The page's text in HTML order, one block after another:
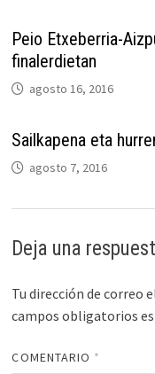
Peio Etxeberria-
finalerdietan
agosto 16, 2016
Sailkapena eta
agosto 7, 2016
Deja una
Tu dirección de correo
campos obligatorios
COMENTARIO *